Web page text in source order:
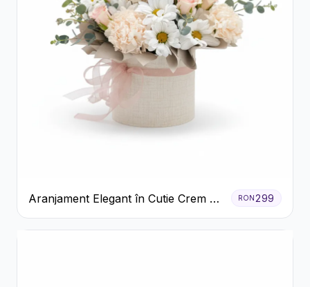
Aranjament Elegant în Cutie Crem cu
Crizanteme și Trandafiri
RON 299